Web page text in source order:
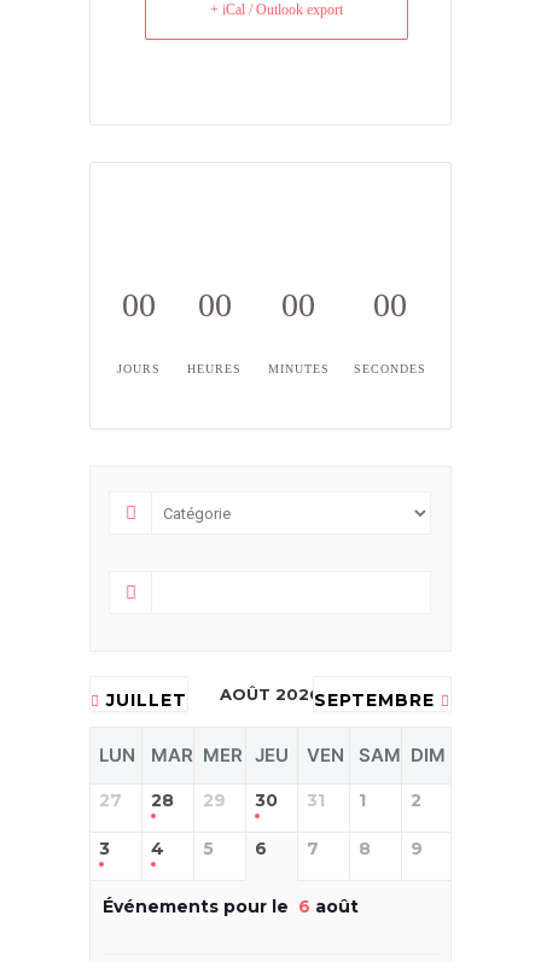
+ iCal / Outlook export
00
JOURS
00
HEURES
00
MINUTES
00
SECONDES
JUILLET AOÛT 2026SEPTEMBRE
LUN MAR MER JEU VEN SAM DIM
27 28 29 30 31 1 2
3 4 5 6 7 8 9
Événements pour le 6 août